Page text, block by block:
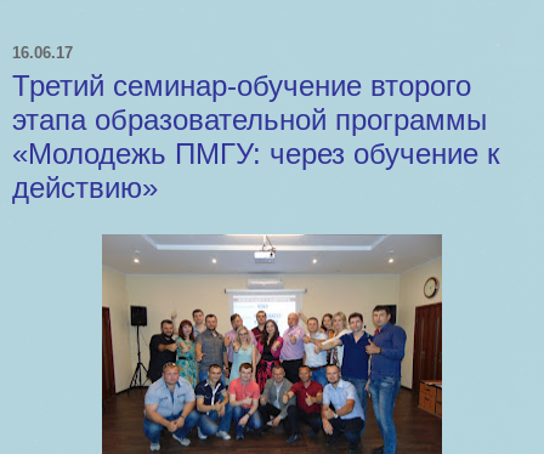
16.06.17
Третий семинар-обучение второго
этапа образовательной программы
«Молодежь ПМГУ: через обучение к
действию»